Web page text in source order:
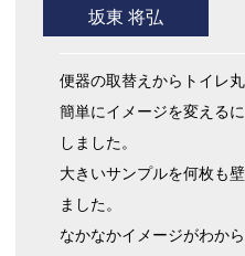
坂東 将弘
便器の取替えからトイレ
簡単にイメージを変える
しました。
大きいサンプルを何枚も
ました。
なかなかイメージがわから